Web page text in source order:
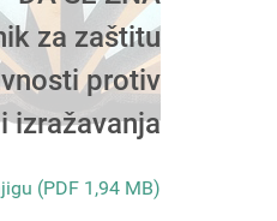
za zaštitu
protiv
izražavanja
(PDF 1,94 MB)